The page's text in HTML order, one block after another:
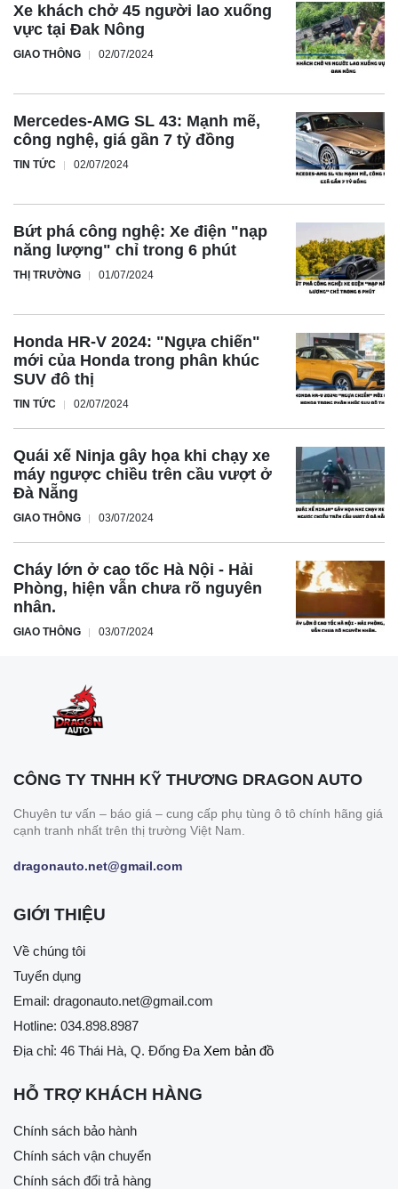
Xe khách chở 45 người lao xuống
vực tại Đak Nông
GIAO THÔNG 02/07/2024
Mercedes-AMG SL 43: Mạnh mẽ,
công nghệ, giá gần 7 tỷ đồng
TIN TỨC 02/07/2024
Bứt phá công nghệ: Xe điện "nạp
năng lượng" chỉ trong 6 phút
THỊ TRƯỜNG 01/07/2024
Honda HR-V 2024: "Ngựa chiến"
mới của Honda trong phân khúc
SUV đô thị
TIN TỨC 02/07/2024
Quái xế Ninja gây họa khi chạy xe
máy ngược chiều trên cầu vượt ở
Đà Nẵng
GIAO THÔNG 03/07/2024
Cháy lớn ở cao tốc Hà Nội - Hải
Phòng, hiện vẫn chưa rõ nguyên
nhân.
GIAO THÔNG 03/07/2024
CÔNG TY TNHH KỸ THƯƠNG DRAGON AUTO
Chuyên tư vấn – báo giá – cung cấp phụ tùng ô tô chính hãng giá
cạnh tranh nhất trên thị trường Việt Nam.
dragonauto.net@gmail.com
GIỚI THIỆU
Về chúng tôi
Tuyển dụng
Email: dragonauto.net@gmail.com
Hotline: 034.898.8987
Địa chỉ: 46 Thái Hà, Q. Đống Đa Xem bản đồ
HỖ TRỢ KHÁCH HÀNG
Chính sách bảo hành
Chính sách vận chuyển
Chính sách đổi trả hàng